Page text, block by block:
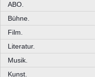
ABO.
Bühne.
Film.
Literatur.
Musik.
Kunst.